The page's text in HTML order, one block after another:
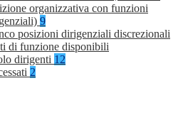
organizzativa con funzioni
9
posizioni dirigenziali discrezionali
di funzione disponibili
dirigenti 12
2